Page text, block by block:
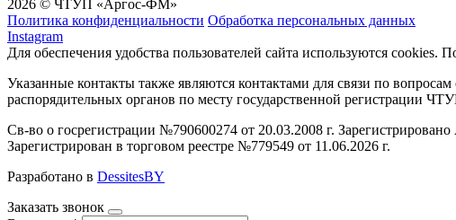
2026 © ЧТУП «Аргос-ФМ»
Политика конфиденциальности Обработка персональных данных
Instagram
Для обеспечения удобства пользователей сайта используются cookies.
Указанные контакты также являются контактами для связи по
распорядительных органов по месту государственной регистрации
Св-во о госрегистрации №790600274 от 20.03.2008 г.
Зарегистрирован в торговом реестре №779549 от 11.06.2026 г.
Разработано в DessitesBY
Заказать звонок